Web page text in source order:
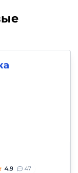
4.9 47